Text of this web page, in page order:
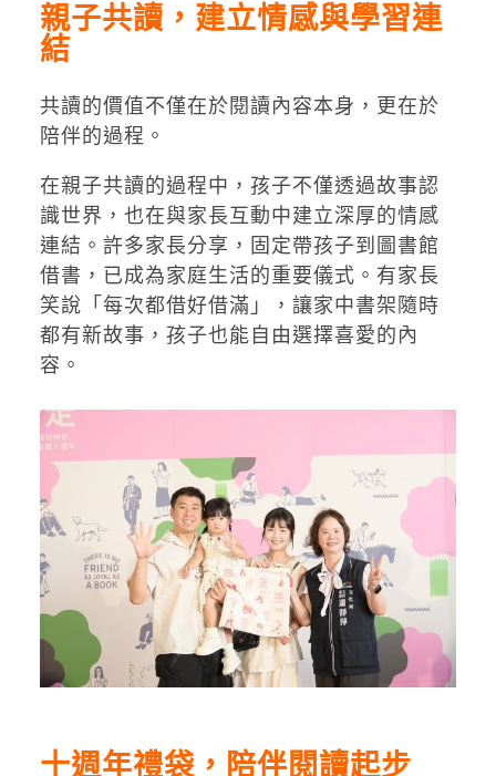
親子共讀，建立情感與學習連
結
共讀的價值不僅在於閱讀內容本身，更在於
陪伴的過程。
在親子共讀的過程中，孩子不僅透過故事認
識世界，也在與家長互動中建立深厚的情感
連結。許多家長分享，固定帶孩子到圖書館
借書，已成為家庭生活的重要儀式。有家長
笑說「每次都借好借滿」，讓家中書架隨時
都有新故事，孩子也能自由選擇喜愛的內
容。
十週年禮袋，陪伴閱讀起步